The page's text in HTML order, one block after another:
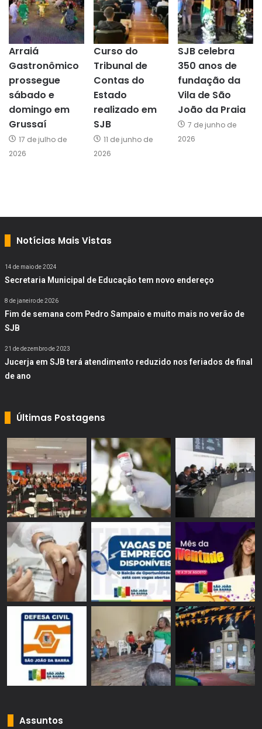
Arraiá
Gastronômico
prossegue
sábado e
domingo em
Grussaí
17 de julho de
2026
Curso do
Tribunal de
Contas do
Estado
realizado em
SJB
11 de junho de
2026
SJB celebra
350 anos de
fundação da
Vila de São
João da Praia
7 de junho de
2026
Notícias Mais Vistas
14 de maio de 2024
Secretaria Municipal de Educação tem novo endereço
8 de janeiro de 2026
Fim de semana com Pedro Sampaio e muito mais no verão de
SJB
21 de dezembro de 2023
Jucerja em SJB terá atendimento reduzido nos feriados de final
de ano
Últimas Postagens
Assuntos